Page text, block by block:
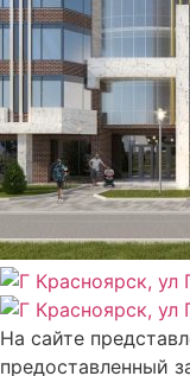
На сайте
предоставленный